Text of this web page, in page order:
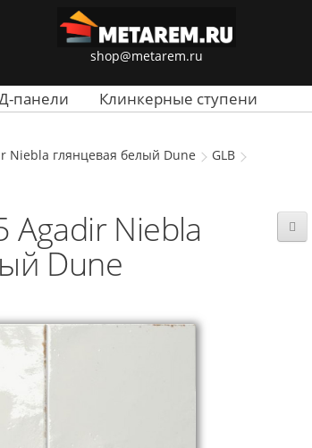
shop@metarem.ru
панели Клинкерные ступени
Niebla глянцевая белый Dune GLB
Agadir Niebla
Dune